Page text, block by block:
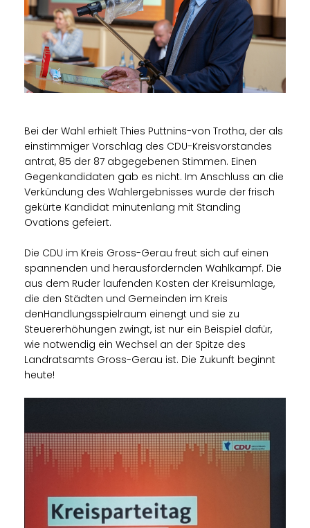
Bei der Wahl erhielt Thies Puttnins-von Trotha, der als
einstimmiger Vorschlag des CDU-Kreisvorstandes
antrat, 85 der 87 abgegebenen Stimmen. Einen
Gegenkandidaten gab es nicht. Im Anschluss an die
Verkündung des Wahlergebnisses wurde der frisch
gekürte Kandidat minutenlang mit Standing
Ovations gefeiert.
Die CDU im Kreis Gross-Gerau freut sich auf einen
spannenden und herausfordernden Wahlkampf. Die
aus dem Ruder laufenden Kosten der Kreisumlage,
die den Städten und Gemeinden im Kreis
denHandlungsspielraum einengt und sie zu
Steuererhöhungen zwingt, ist nur ein Beispiel dafür,
wie notwendig ein Wechsel an der Spitze des
Landratsamts Gross-Gerau ist. Die Zukunft beginnt
heute!